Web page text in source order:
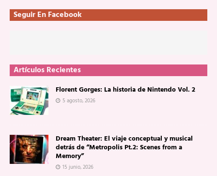
Seguir En Facebook
Artículos Recientes
Florent Gorges: La historia de Nintendo Vol. 2
5 agosto, 2026
Dream Theater: El viaje conceptual y musical
detrás de “Metropolis Pt.2: Scenes from a
Memory”
15 junio, 2026